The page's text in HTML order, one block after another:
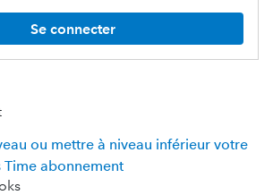
Se connecter
ou mettre à niveau inférieur votre
Time abonnement